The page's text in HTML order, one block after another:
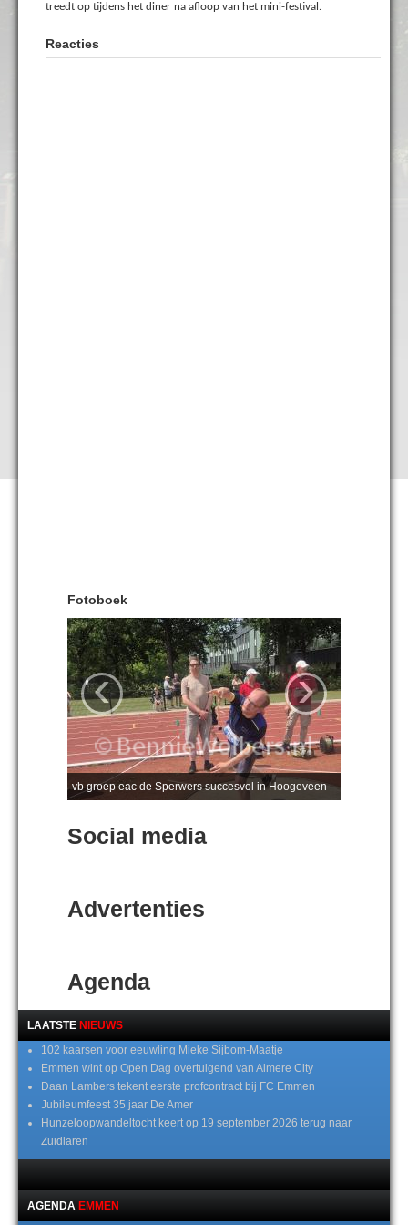
treedt op tijdens het diner na afloop van het mini-festival.
Reacties
Fotoboek
vb groep eac de Sperwers succesvol in Hoogeveen
‹ ›
Social media
Advertenties
Agenda
LAATSTE NIEUWS
102 kaarsen voor eeuwling Mieke Sijbom-Maatje
Emmen wint op Open Dag overtuigend van Almere City
Daan Lambers tekent eerste profcontract bij FC Emmen
Jubileumfeest 35 jaar De Amer
Hunzeloopwandeltocht keert op 19 september 2026 terug naar
Zuidlaren
AGENDA EMMEN